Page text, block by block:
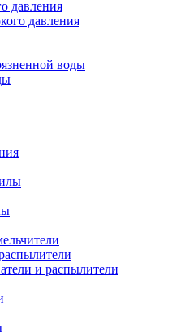
давления
давления
воды
и распылители